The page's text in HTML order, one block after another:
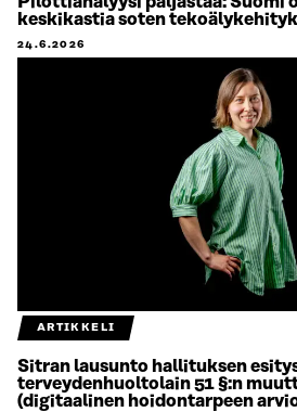
keskikastia soten
24.6.2026
ARTIKKELI
Sitran lausunto hallituksen
terveydenhuoltolain 51 §:n
(digitaalinen hoidontarpeen